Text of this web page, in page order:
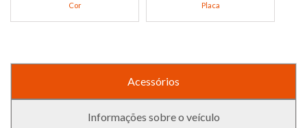
Cor Placa
Acessórios
Informações sobre o veículo